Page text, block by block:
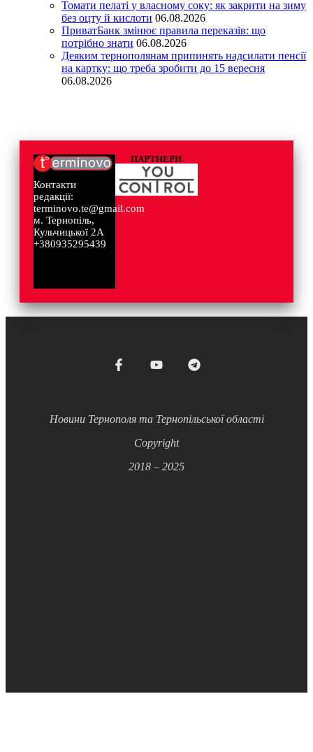
Томати пелаті у власному соку: як закрити на зиму
без оцту й кислоти 06.08.2026
ПриватБанк змінює правила переказів: що
потрібно знати 06.08.2026
Деяким тернополянам припинять надсилати пенсії
на картку: що треба зробити до 15 вересня
06.08.2026
Контакти
редакції:
terminovo.te@gmail.com
м. Тернопіль,
Кульчицької 2А
+380935295439
ПАРТНЕРИ
Новини Тернополя та Тернопільської області
Copyright
2018 – 2025